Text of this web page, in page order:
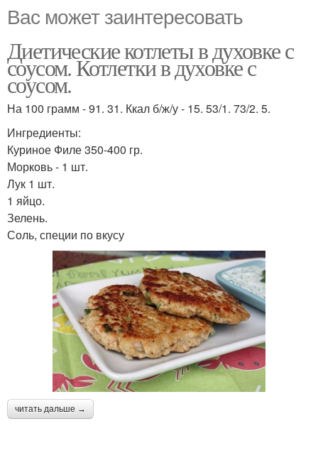
Вас может заинтересовать
Диетические котлеты в духовке с
соусом. Котлетки в духовке с
соусом.
На 100 грамм - 91. 31. Ккал б/ж/у - 15. 53/1. 73/2. 5.
Ингредиенты:
Куриное Филе 350-400 гр.
Морковь - 1 шт.
Лук 1 шт.
1 яйцо.
Зелень.
Соль, специи по вкусу
читать дальше →